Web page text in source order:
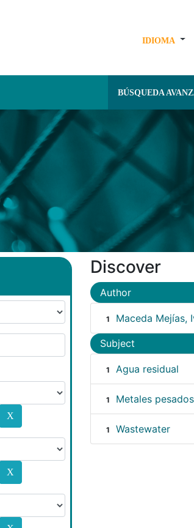
IDIOMA
BÚSQUEDA
Discover
Author
1 Maceda Mejías,
Subject
1 Agua residual
1 Metales pesados
1 Wastewater